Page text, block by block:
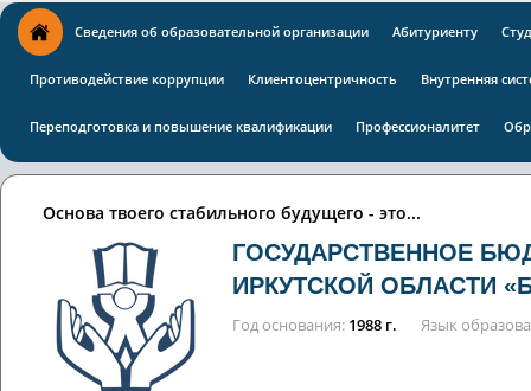
Сведения об образовательной организации Абитуриенту
Противодействие коррупции Клиентоцентричность Внутренняя
Переподготовка и повышение квалификации Профессионалитет
Основа твоего стабильного будущего - это...
ГОСУДАРСТВЕННОЕ
ИРКУТСКОЙ ОБЛАСТИ
Год основания 1988 г. Язык